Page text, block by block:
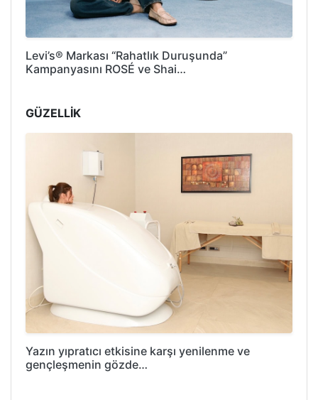
Levi’s® Markası “Rahatlık Duruşunda”
Kampanyasını ROSÉ ve Shai…
GÜZELLİK
Yazın yıpratıcı etkisine karşı yenilenme ve
gençleşmenin gözde…